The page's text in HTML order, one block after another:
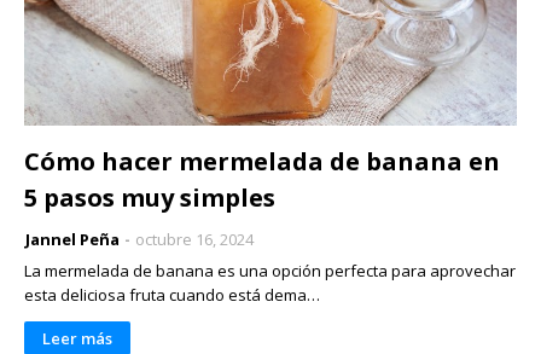
Cómo hacer mermelada de banana en
5 pasos muy simples
Jannel Peña
octubre 16, 2024
La mermelada de banana es una opción perfecta para aprovechar
esta deliciosa fruta cuando está dema…
Leer más